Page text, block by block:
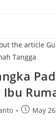
PostMay